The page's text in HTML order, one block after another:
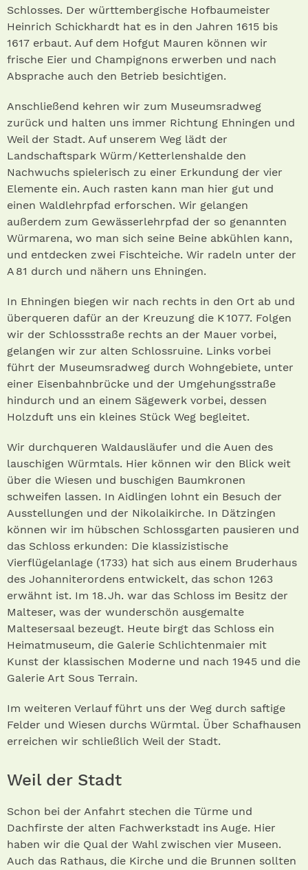
Schlosses. Der württembergische Hofbaumeister
Heinrich Schickhardt hat es in den Jahren 1615 bis
1617 erbaut. Auf dem Hofgut Mauren können wir
frische Eier und Champignons erwerben und nach
Absprache auch den Betrieb besichtigen.
Anschließend kehren wir zum Museumsradweg
zurück und halten uns immer Richtung Ehningen und
Weil der Stadt. Auf unserem Weg lädt der
Landschaftspark Würm / Ketterlenshalde den
Nachwuchs spielerisch zu einer Erkundung der vier
Elemente ein. Auch rasten kann man hier gut und
einen Waldlehrpfad erforschen. Wir gelangen
außerdem zum Gewässerlehrpfad der so genannten
Würmarena, wo man sich seine Beine abkühlen kann,
und entdecken zwei Fischteiche. Wir radeln unter der
A 81 durch und nähern uns Ehningen.
In Ehningen biegen wir nach rechts in den Ort ab und
über­que­ren dafür an der Kreuzung die K 1077. Folgen
wir der Schlossstraße rechts an der Mauer vorbei,
gelangen wir zur alten Schlossruine. Links vorbei
führt der Museumsradweg durch Wohn­ge­biete, unter
einer Eisenbahnbrücke und der Umgehungsstraße
hindurch und an einem Sägewerk vorbei, dessen
Holzduft uns ein kleines Stück Weg begleitet.
Wir durchqueren Waldausläufer und die Auen des
lauschigen Würmtals. Hier können wir den Blick weit
über die Wiesen und buschigen Baumkronen
schweifen lassen. In Aidlingen lohnt ein Besuch der
Ausstellungen und der Nikolaikirche. In Dätzingen
können wir im hübschen Schlossgarten pausieren und
das Schloss erkunden: Die klassizistische
Vierflügelanlage (1733) hat sich aus einem Bruderhaus
des Johanniterordens entwickelt, das schon 1263
erwähnt ist. Im 18. Jh. war das Schloss im Besitz der
Malteser, was der wunderschön ausgemalte
Maltesersaal bezeugt. Heute birgt das Schloss ein
Heimatmuseum, die Galerie Schlichtenmaier mit
Kunst der klassischen Moderne und nach 1945 und die
Galerie Art Sous Terrain.
Im weiteren Verlauf führt uns der Weg durch saftige
Felder und Wiesen durchs Würmtal. Über Schafhausen
erreichen wir schließlich Weil der Stadt.
Weil der Stadt
Schon bei der Anfahrt stechen die Türme und
Dachfirste der alten Fachwerkstadt ins Auge. Hier
haben wir die Qual der Wahl zwischen vier Museen.
Auch das Rathaus, die Kirche und die Brunnen sollten